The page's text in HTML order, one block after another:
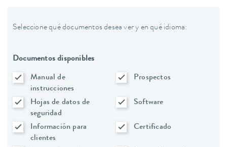
Seleccione qué documentos desea ver y en qué idioma:
Documentos disponibles
Manual de
instrucciones
Prospectos
Hojas de datos de
seguridad
Software
Información para
clientes
Certificado